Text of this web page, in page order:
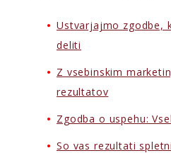
Ustvarjajmo zgodbe,
deliti
Z vsebinskim
rezultatov
Zgodba o uspehu:
So vas rezultati